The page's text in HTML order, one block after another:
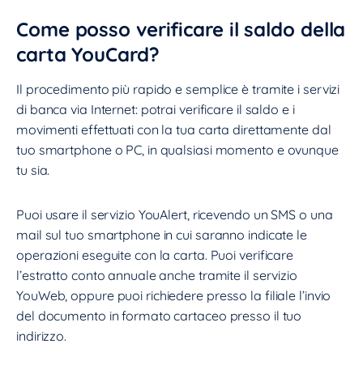
Come posso verificare il saldo della
carta YouCard?
Il procedimento più rapido e semplice è tramite i servizi
di banca via Internet: potrai verificare il saldo e i
movimenti effettuati con la tua carta direttamente dal
tuo smartphone o PC, in qualsiasi momento e ovunque
tu sia.
Puoi usare il servizio YouAlert, ricevendo un SMS o una
mail sul tuo smartphone in cui saranno indicate le
operazioni eseguite con la carta. Puoi verificare
l’estratto conto annuale anche tramite il servizio
YouWeb, oppure puoi richiedere presso la filiale l’invio
del documento in formato cartaceo presso il tuo
indirizzo.